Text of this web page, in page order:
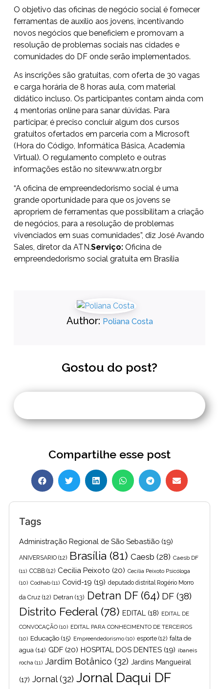
O objetivo das oficinas de negócio social é fornecer
ferramentas de auxílio aos jovens, incentivando
novos negócios que beneficiem e promovam a
resolução de problemas sociais nas cidades e
comunidades do DF onde serão implementados.
As inscrições são gratuitas, com oferta de 30 vagas
e carga horária de 8 horas aula, com material
didático incluso. Os participantes contam ainda com
4 mentorias online para sanar dúvidas. Para
participar, é preciso concluir algum dos cursos
gratuitos ofertados em parceria com a Microsoft
(Hora do Código, Informática Básica, Academia
Virtual). O regulamento completo e outras
informações estão no sitewww.atn.org.br
“A oficina de empreendedorismo social é uma
grande oportunidade para que os jovens se
apropriem de ferramentas que possibilitam a criação
de negócios, para a resolução de problemas
vivenciados em suas comunidades”, diz José Avando
Sales, diretor da ATN.Serviço: Oficina de
empreendedorismo social gratuita em Brasília
Author: Poliana Costa
Gostou do post?
Compartilhe esse post
Tags
Administração Regional de São Sebastião (19)
ANIVERSARIO (12) Brasília (81) Caesb (28) Caesb DF
(11) CCBB (12) Cecilia Peixoto (20) Cecília Peixoto Psicóloga
(10) Codhab (11) Covid-19 (19) deputado distrital Rogério Morro
da Cruz (12) Detran (13) Detran DF(64) DF (38)
Distrito Federal(78) EDITAL (18) EDITAL DE
CONVOCAÇÃO (10) EDITAL PARA CONHECIMENTO DE TERCEIROS
(10) Educação (15) Empreendedorismo (10) esporte (12) falta de
agua (14) GDF (20) HOSPITAL DOS DENTES (19) ibaneis
rocha (11) Jardim Botânico (32) Jardins Mangueiral
(17) Jornal(32) Jornal Daqui DF